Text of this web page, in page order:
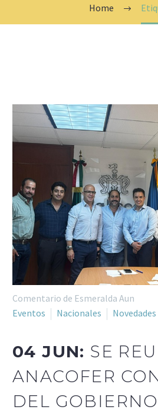
Home
Comentario de Esmeralda Aun
Eventos
Nacionales Novedades
04 JUN: SE
ANACOFER
DEL